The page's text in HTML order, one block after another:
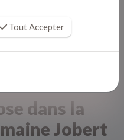
dans la
Jobert
Tout Accepter